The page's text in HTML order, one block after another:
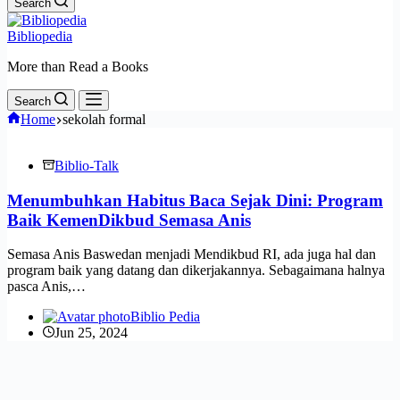
Search
Bibliopedia
More than Read a Books
Search
Home sekolah formal
Biblio-Talk
Menumbuhkan Habitus Baca Sejak Dini: Program
Baik KemenDikbud Semasa Anis
Semasa Anis Baswedan menjadi Mendikbud RI, ada juga hal dan
program baik yang datang dan dikerjakannya. Sebagaimana halnya
pasca Anis,…
Biblio Pedia
Jun 25, 2024